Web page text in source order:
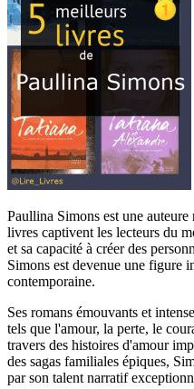
Paullina Simons est une
livres captivent les lecteurs du
et sa capacité à créer des
Simons est devenue une figure
contemporaine.
Ses romans émouvants et
tels que l'amour, la perte, le
travers des histoires d'amour
des sagas familiales épiques,
par son talent narratif